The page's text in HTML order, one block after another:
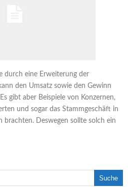
durch eine Erweiterung der
den Umsatz sowie den Gewinn
gibt aber Beispiele von Konzernen,
und sogar das Stammgeschäft in
Deswegen sollte solch ein